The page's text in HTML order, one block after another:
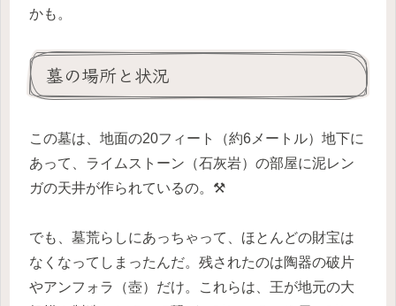
かも。
墓の場所と状況
この墓は、地面の20フィート（約6メートル）地下に
あって、ライムストーン（石灰岩）の部屋に泥レン
ガの天井が作られているの。⚒️
でも、墓荒らしにあっちゃって、ほとんどの財宝は
なくなってしまったんだ。残されたのは陶器の破片
やアンフォラ（壺）だけ。これらは、王が地元の大